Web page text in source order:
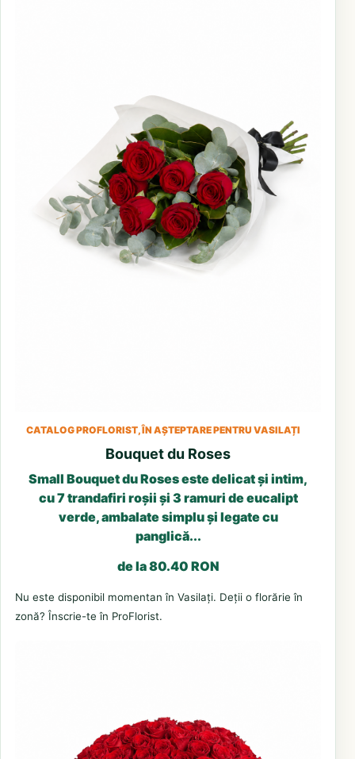
CATALOG PROFLORIST, ÎN AȘTEPTARE PENTRU VASILAȚI
Bouquet du Roses
Small Bouquet du Roses este delicat și intim,
cu 7 trandafiri roșii și 3 ramuri de eucalipt
verde, ambalate simplu și legate cu
panglică...
de la 80.40 RON
Nu este disponibil momentan în Vasilați. Deții o florărie în
zonă? Înscrie-te în ProFlorist.